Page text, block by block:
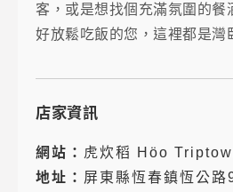
客，或是想找個充滿氛圍的餐
好放鬆吃飯的您，這裡都是灣
店家資訊
網站： 虎炊稻 Höo
地址： 屏東縣恆春鎮恆公